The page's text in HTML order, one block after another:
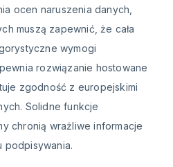
ocen naruszenia danych,
muszą zapewnić, że cała
wymogi
rozwiązanie hostowane
zgodność z europejskimi
Solidne funkcje
chronią wrażliwe informacje
podpisywania.